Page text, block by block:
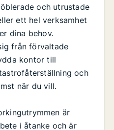
och utrustade
ett hel verksamhet
dina behov.
från förvaltade
kontor till
och
när du vill.
är
i åtanke och är